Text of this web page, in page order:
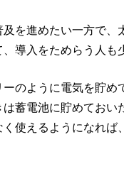
を進めたい一方で
導入をためらう人も
のように電気を貯
蓄電池に貯めてお
使えるようになれ